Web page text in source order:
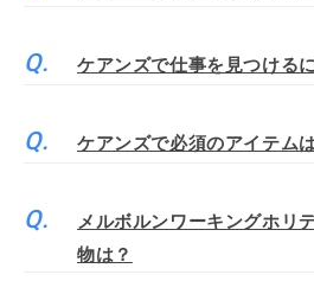
ケアンズで仕事を見つける
ケアンズで必須のアイテム
メルボルンワーキングホリ
物は？